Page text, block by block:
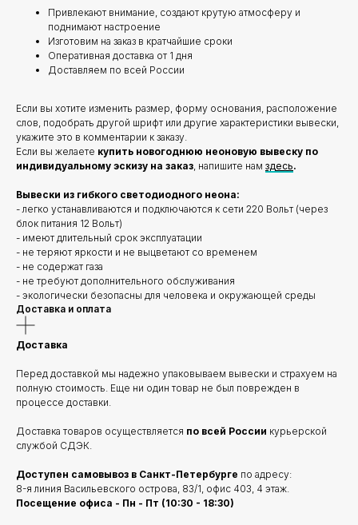
Привлекают внимание, создают крутую атмосферу и
поднимают настроение
Изготовим на заказ в кратчайшие сроки
Оперативная доставка от 1 дня
Доставляем по всей России
Если вы хотите изменить размер, форму основания, расположение
слов, подобрать другой шрифт или другие характеристики вывески,
укажите это в комментарии к заказу.
Если вы желаете купить новогоднюю неоновую вывеску по
индивидуальному эскизу на заказ, напишите нам здесь.
Вывески из гибкого светодиодного неона:
- легко устанавливаются и подключаются к сети 220 Вольт (через
блок питания 12 Вольт)
- имеют длительный срок эксплуатации
- не теряют яркости и не выцветают со временем
- не содержат газа
- не требуют дополнительного обслуживания
- экологически безопасны для человека и окружающей среды
Доставка и оплата
Доставка
Перед доставкой мы надежно упаковываем вывески и страхуем на
полную стоимость. Еще ни один товар не был поврежден в
процессе доставки.
Доставка товаров осуществляется по всей России курьерской
службой СДЭК.
Доступен самовывоз в Санкт-Петербурге по адресу:
8-я линия Васильевского острова, 83/1, офис 403, 4 этаж.
Посещение офиса - Пн - Пт (10:30 - 18:30)